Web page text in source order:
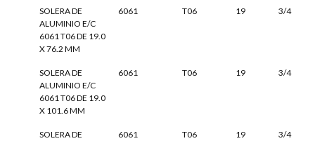
SOLERA DE
ALUMINIO E/C
6061 T06 DE 19.0
X 76.2 MM
6061 T06 19 3/4
SOLERA DE
ALUMINIO E/C
6061 T06 DE 19.0
X 101.6 MM
6061 T06 19 3/4
SOLERA DE
6061 T06 19 3/4